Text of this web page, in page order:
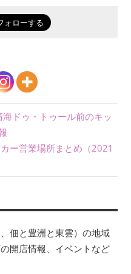
ドゥ・トゥール前のキッ
ー営業場所まとめ（2021
佃と豊洲と東雲）の地域
開店情報、イベントなど